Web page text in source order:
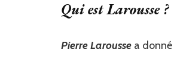
Qui est Larousse ?
Pierre Larousse a donné